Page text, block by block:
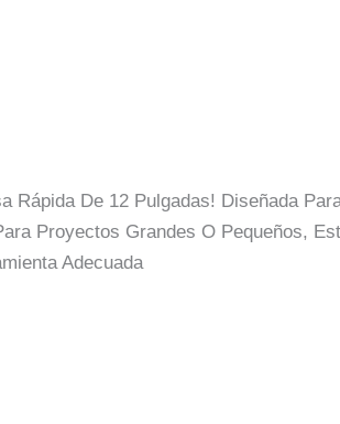
Rápida De 12 Pulgadas! Diseñada
Proyectos Grandes O Pequeños,
Adecuada